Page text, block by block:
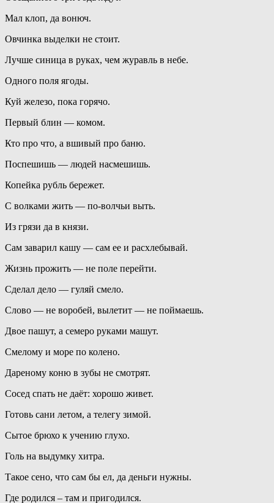
Мал клоп, да вонюч.
Овчинка выделки не стоит.
Лучше синица в руках, чем журавль в небе.
Одного поля ягоды.
Куй железо, пока горячо.
Первый блин — комом.
Кто про что, а вшивый про баню.
Поспешишь — людей насмешишь.
Копейка рубль бережет.
С волками жить — по-волчьи выть.
Из грязи да в князи.
Сам заварил кашу — сам ее и расхлебывай.
Жизнь прожить — не поле перейти.
Сделал дело — гуляй смело.
Слово — не воробей, вылетит — не поймаешь.
Двое пашут, а семеро руками машут.
Смелому и море по колено.
Дареному коню в зубы не смотрят.
Сосед спать не даёт: хорошо живет.
Готовь сани летом, а телегу зимой.
Сытое брюхо к учению глухо.
Голь на выдумку хитра.
Такое сено, что сам бы ел, да деньги нужны.
Где родился – там и пригодился.